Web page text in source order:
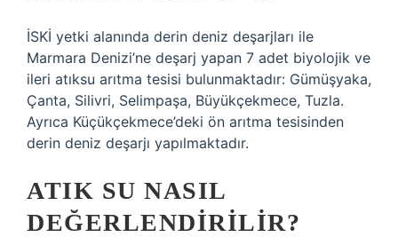
İSKİ yetki alanında derin deniz deşarjları ile
Marmara Denizi’ne deşarj yapan 7 adet biyolojik ve
ileri atıksu arıtma tesisi bulunmaktadır: Gümüşyaka,
Çanta, Silivri, Selimpaşa, Büyükçekmece, Tuzla.
Ayrıca Küçükçekmece’deki ön arıtma tesisinden
derin deniz deşarjı yapılmaktadır.
ATIK SU NASIL
DEĞERLENDIRILIR?